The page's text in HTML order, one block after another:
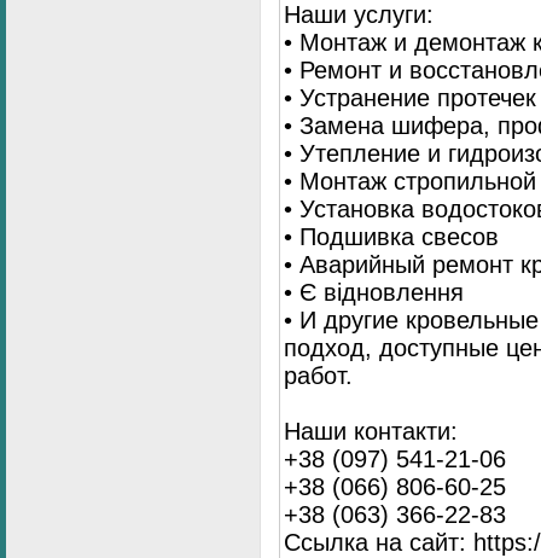
Наши услуги:
• Монтаж и демонтаж
• Ремонт и
• Устранение протечек
• Замена шифера,
• Утепление и
• Монтаж
• Установка
• Подшивка свесов
• Аварийный ремонт
• Є відновлення
• И другие
подход, доступные
работ.
Наши контакти:
+38 (097) 541-21-06
+38 (066) 806-60-25
+38 (063) 366-22-83
Ссылка на сайт: